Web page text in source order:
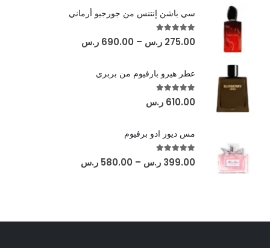
سي باشن إنتنس من جورجيو أرماني
5.00
out of 5
275.00 ر.س –
690.00 ر.س
عطر هيرو بارفيوم من بربري
5.00
out of 5
610.00 ر.س
مس ديور ادو برفيوم
5.00
out of 5
399.00 ر.س –
580.00 ر.س